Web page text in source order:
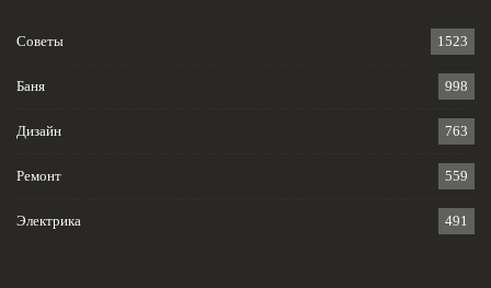
Советы 1523
Баня 998
Дизайн 763
Ремонт 559
Электрика 491